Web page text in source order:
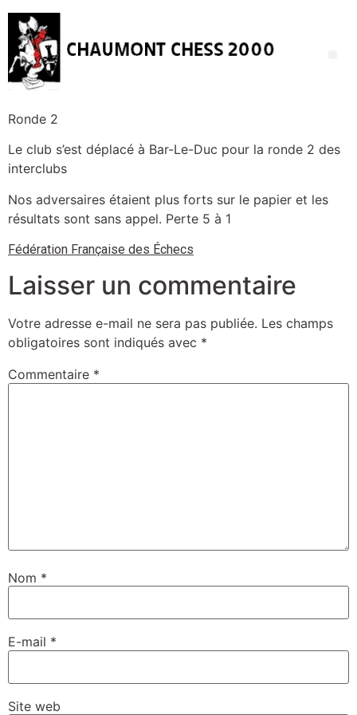
Ronde 2
Le club s’est déplacé à Bar-Le-Duc pour la ronde 2 des
interclubs
Nos adversaires étaient plus forts sur le papier et les
résultats sont sans appel. Perte 5 à 1
Fédération Française des Échecs
Laisser un commentaire
Votre adresse e-mail ne sera pas publiée. Les champs
obligatoires sont indiqués avec *
Commentaire *
Nom *
E-mail *
Site web